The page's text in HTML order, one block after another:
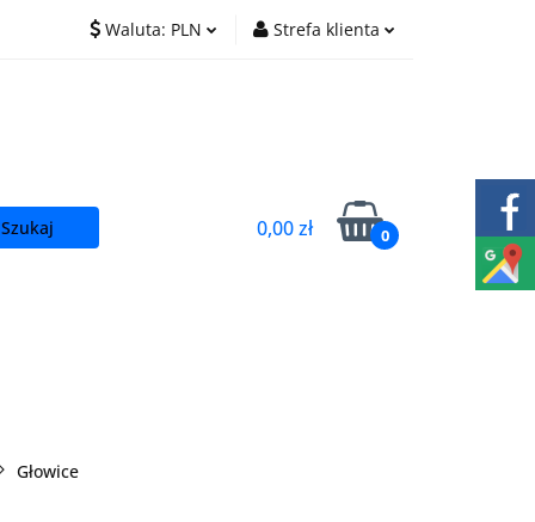
Waluta: PLN Strefa klienta
0,00 zł 0
Praca
Głowice